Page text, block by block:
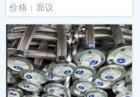
价格：面议